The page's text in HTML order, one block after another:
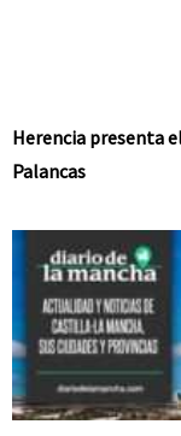
Herencia presenta
Palancas